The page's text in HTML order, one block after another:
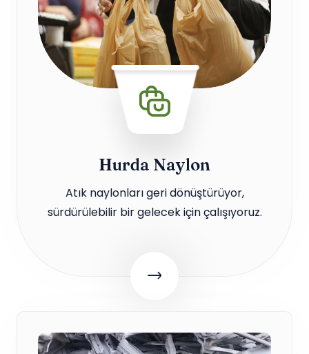
Hurda Naylon
Atık naylonları geri dönüştürüyor,
sürdürülebilir bir gelecek için çalışıyoruz.